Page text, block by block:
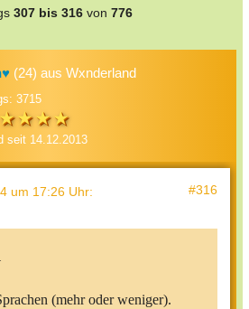
307 bis 316 von 776
(24) aus Wxnderland
3715
seit 14.12.2013
um 17:26 Uhr: #316
(mehr oder weniger).